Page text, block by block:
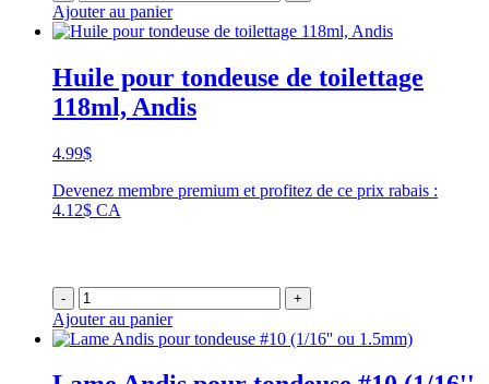
Ajouter au panier
Huile pour tondeuse de toilettage
118ml, Andis
4.99$
Devenez membre premium et profitez de ce prix rabais :
4.12$ CA
- +
Ajouter au panier